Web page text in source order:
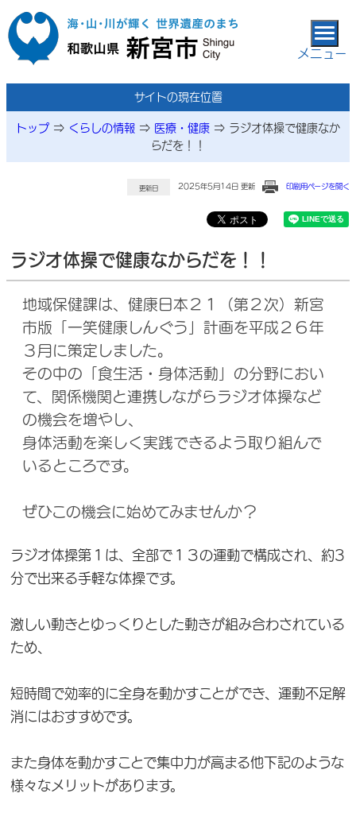
本文へ移動
メニュー
サイトの現在位置
トップ ⇒ くらしの情報 ⇒ 医療・健康 ⇒ ラジオ体操で健康なか
らだを！！
更新日 2025年5月14日 更新 印刷用ページを開く
ラジオ体操で健康なからだを！！
地域保健課は、健康日本２１（第２次）新宮
市版「一笑健康しんぐう」計画を平成２６年
３月に策定しました。
その中の「食生活・身体活動」の分野におい
て、関係機関と連携しながらラジオ体操など
の機会を増やし、
身体活動を楽しく実践できるよう取り組んで
いるところです。
ぜひこの機会に始めてみませんか？
ラジオ体操第１は、全部で１３の運動で構成され、約3
分で出来る手軽な体操です。
激しい動きとゆっくりとした動きが組み合わされている
ため、
短時間で効率的に全身を動かすことができ、運動不足解
消にはおすすめです。
また身体を動かすことで集中力が高まる他下記のような
様々なメリットがあります。